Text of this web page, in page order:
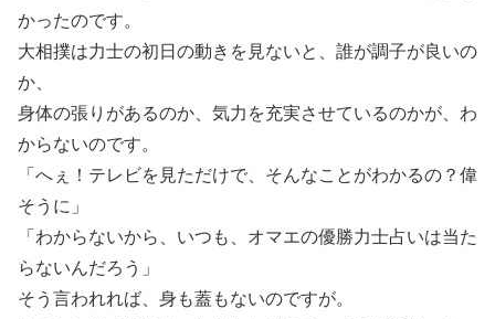
かったのです。
大相撲は力士の初日の動きを見ないと、誰が調子が良いの
か、
身体の張りがあるのか、気力を充実させているのかが、わ
からないのです。
「へぇ！テレビを見ただけで、そんなことがわかるの？偉
そうに」
「わからないから、いつも、オマエの優勝力士占いは当た
らないんだろう」
そう言われれば、身も蓋もないのですが。